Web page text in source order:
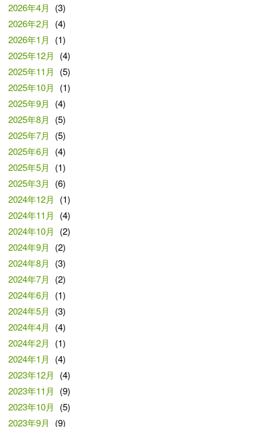
2026年4月
(3)
2026年2月
(4)
2026年1月
(1)
2025年12月
(4)
2025年11月
(5)
2025年10月
(1)
2025年9月
(4)
2025年8月
(5)
2025年7月
(5)
2025年6月
(4)
2025年5月
(1)
2025年3月
(6)
2024年12月
(1)
2024年11月
(4)
2024年10月
(2)
2024年9月
(2)
2024年8月
(3)
2024年7月
(2)
2024年6月
(1)
2024年5月
(3)
2024年4月
(4)
2024年2月
(1)
2024年1月
(4)
2023年12月
(4)
2023年11月
(9)
2023年10月
(5)
2023年9月
(9)